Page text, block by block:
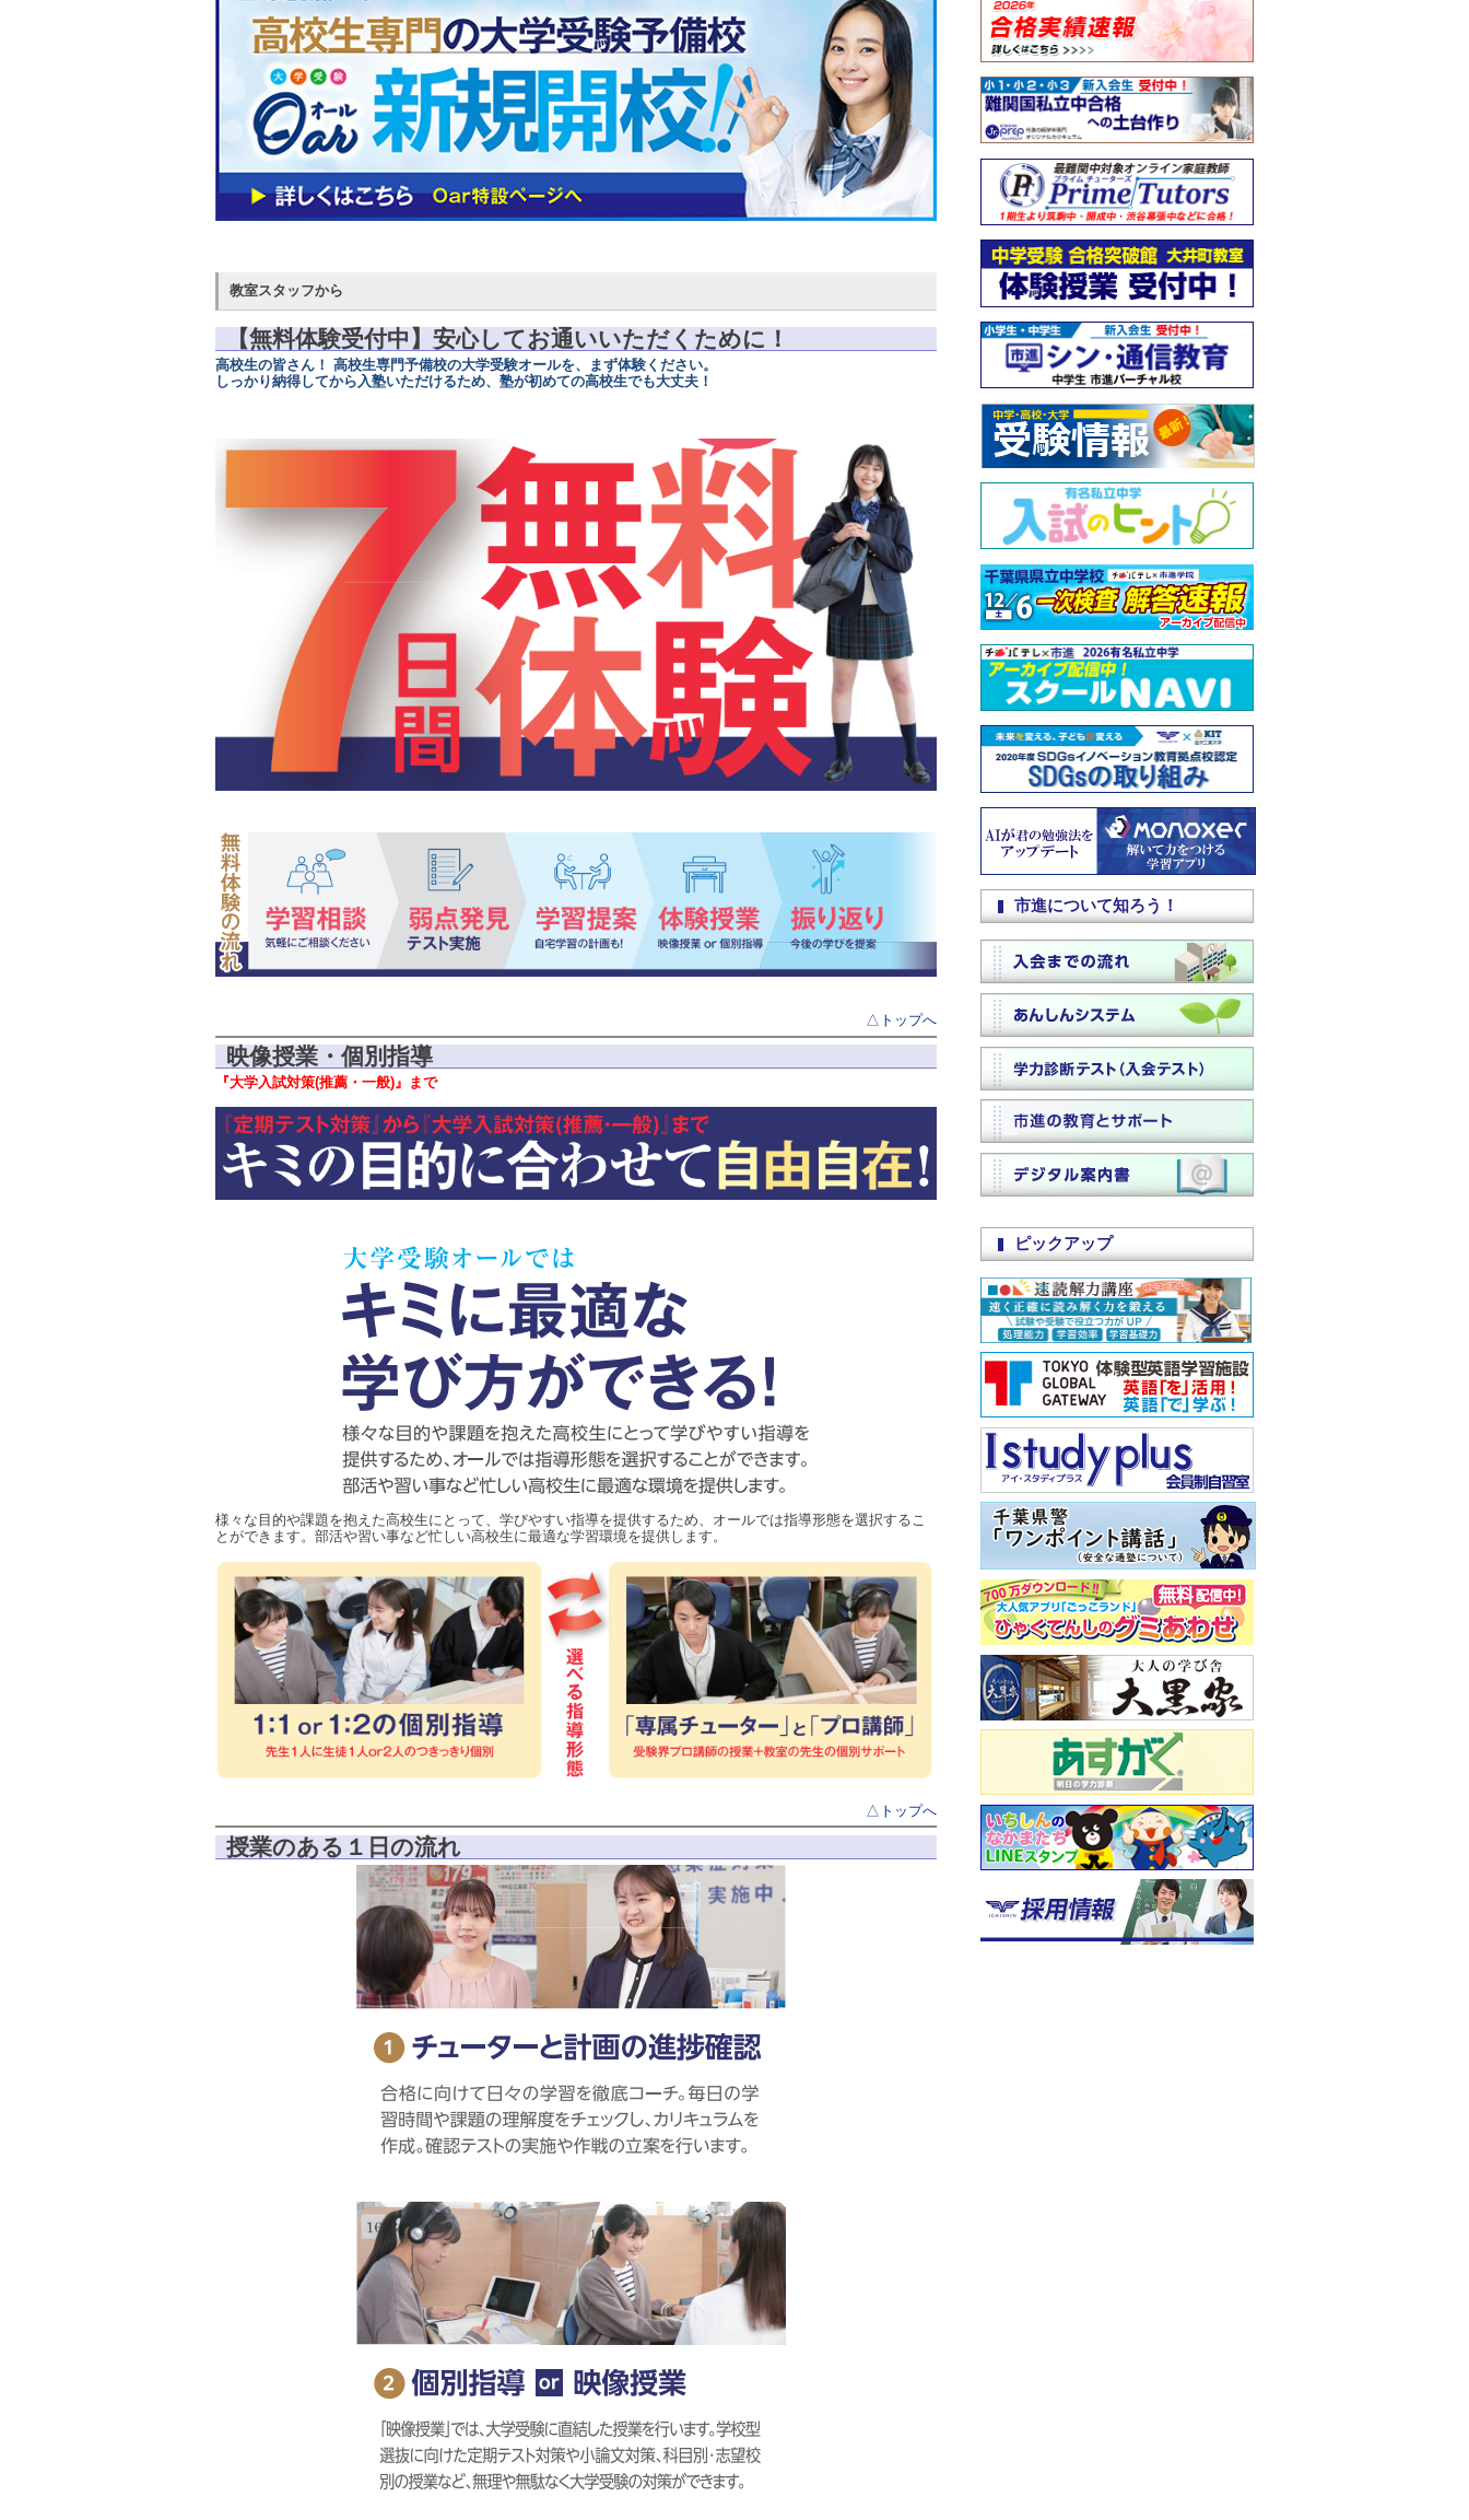
教室スタッフから
【無料体験受付中】安心してお通いいただくために！
高校生の皆さん！ 高校生専門予備校の大学受験オールを、まず体験ください。
しっかり納得してから入塾いただけるため、塾が初めての高校生でも大丈夫！
△トップへ
映像授業・個別指導
『大学入試対策(推薦・一般)』まで
様々な目的や課題を抱えた高校生にとって、学びやすい指導を提供するため、オールでは指導形態を選択するこ
とができます。部活や習い事など忙しい高校生に最適な学習環境を提供します。
△トップへ
授業のある１日の流れ
市進について知ろう！
ピックアップ